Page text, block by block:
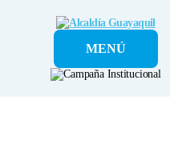
Alcaldía
GuayaquilMENÚ